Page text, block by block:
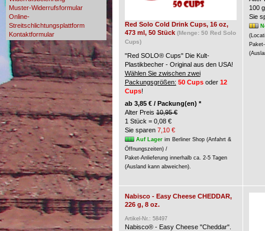
Muster-Widerrufsformular
Online-
Streitschlichtungsplattform
Kontaktformular
Red Solo Cold Drink Cups, 16 oz,
473 ml, 50 Stück (Menge: 50 Red Solo
Cups)
"Red SOLO® Cups" Die Kult-
Plastikbecher - Original aus den USA!
Wählen Sie zwischen zwei
Packungsgrößen: 50 Cupsoder 12
Cups!
ab 3,85 € / Packung(en) *
Alter Preis 10,95 €
1 Stück = 0,08 €
Sie sparen 7,10 €
Auf Lagerim Berliner Shop (Anfahrt &
Öffnungszeiten) /
Paket-Anlieferung innerhalb ca. 2-5 Tagen
(Ausland kann abweichen).
100
Sie
Nabisco - Easy Cheese CHEDDAR,
226 g, 8 oz.
Artikel-Nr.: 58497
Nabisco® - Easy Cheese "Cheddar".